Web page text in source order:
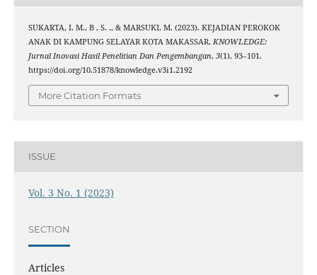
SUKARTA, I. M., B , S. ., & MARSUKI, M. (2023). KEJADIAN PEROKOK
ANAK DI KAMPUNG SELAYAR KOTA MAKASSAR. KNOWLEDGE:
Jurnal Inovasi Hasil Penelitian Dan Pengembangan, 3(1), 93–101.
https://doi.org/10.51878/knowledge.v3i1.2192
More Citation Formats
ISSUE
Vol. 3 No. 1 (2023)
SECTION
Articles